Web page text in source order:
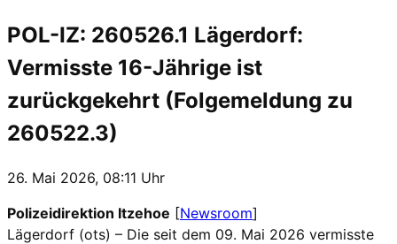
POL-IZ: 260526.1 Lägerdorf:
Vermisste 16-Jährige ist
zurückgekehrt (Folgemeldung zu
260522.3)
26. Mai 2026, 08:11 Uhr
Polizeidirektion Itzehoe [Newsroom]
Lägerdorf (ots) – Die seit dem 09. Mai 2026 vermisste